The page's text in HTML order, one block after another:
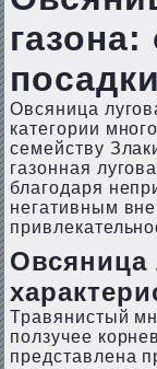
Овсяница
категории
семейству
газонная
благодаря
негативным
Овсяница
Травянистый
ползучее
представлена